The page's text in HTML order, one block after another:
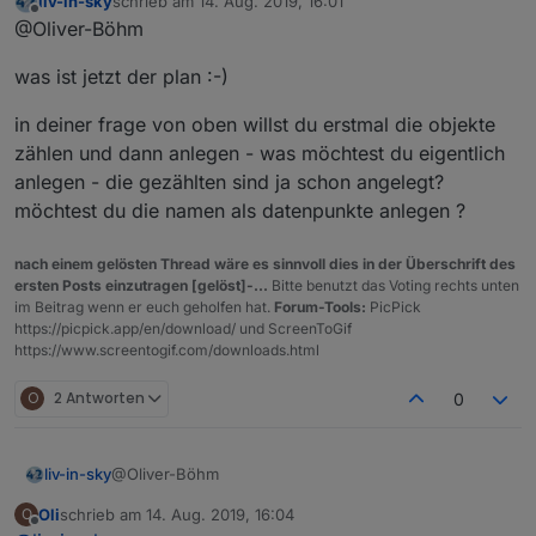
soweit funktioniert es bei mir auch
Offline zuletzt editiert von
@Oliver-Böhm
was ist jetzt der plan :-)
in deiner frage von oben willst du erstmal die objekte
zählen und dann anlegen - was möchtest du eigentlich
anlegen - die gezählten sind ja schon angelegt?
möchtest du die namen als datenpunkte anlegen ?
nach einem gelösten Thread wäre es sinnvoll dies in der Überschrift des
ersten Posts einzutragen [gelöst]-... Bitte benutzt das Voting rechts unten
im Beitrag wenn er euch geholfen hat. Forum-Tools: PicPick
https://picpick.app/en/download/ und ScreenToGif
https://www.screentogif.com/downloads.html
O 2 Antworten 0
liv-in-sky@Oliver-Böhm
was ist jetzt der plan :-)
O
Offline
Olischrieb am 14. Aug. 2019, 16:04
zuletzt editiert von